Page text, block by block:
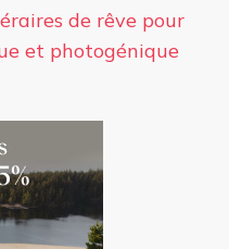
de rêve pour
et photogénique